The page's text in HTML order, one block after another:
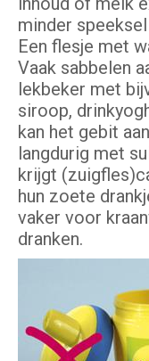
minder
Een flesje met
Vaak sabbelen
lekbeker met
siroop,
kan het gebit
langdurig met
krijgt
hun zoete
vaker voor
dranken.